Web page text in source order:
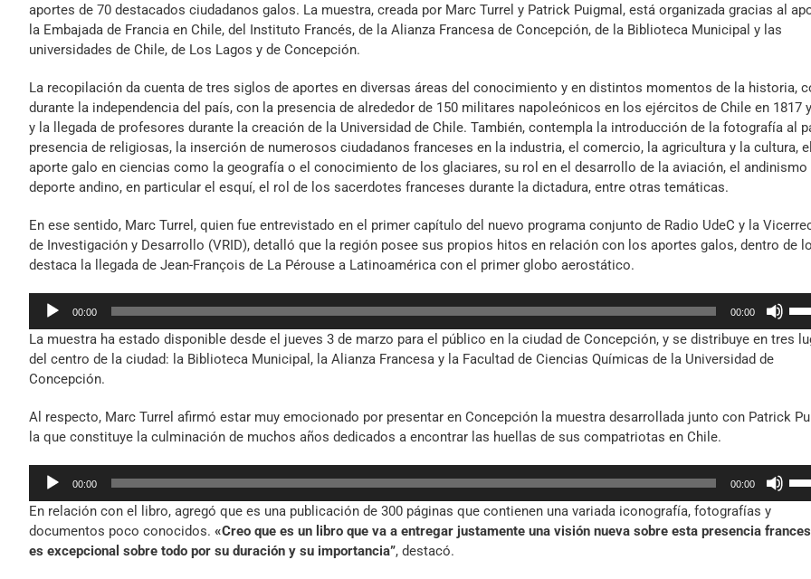
aportes de 70 destacados ciudadanos galos. La muestra, creada por Marc Turrel y Patrick Puigmal, está organizada gracias al
la Embajada de Francia en Chile, del Instituto Francés, de la Alianza Francesa de Concepción, de la Biblioteca Municipal y las
universidades de Chile, de Los Lagos y de Concepción.
La recopilación da cuenta de tres siglos de aportes en diversas áreas del conocimiento y en distintos momentos de la historia,
durante la independencia del país, con la presencia de alrededor de 150 militares napoleónicos en los ejércitos de Chile en 1817
y la llegada de profesores durante la creación de la Universidad de Chile. También, contempla la introducción de la fotografía al
presencia de religiosas, la inserción de numerosos ciudadanos franceses en la industria, el comercio, la agricultura y la cultura, el
aporte galo en ciencias como la geografía o el conocimiento de los glaciares, su rol en el desarrollo de la aviación, el andinismo
deporte andino, en particular el esquí, el rol de los sacerdotes franceses durante la dictadura, entre otras temáticas.
En ese sentido, Marc Turrel, quien fue entrevistado en el primer capítulo del nuevo programa conjunto de Radio UdeC y la
de Investigación y Desarrollo (VRID), detalló que la región posee sus propios hitos en relación con los aportes galos, dentro de
destaca la llegada de Jean-François de La Pérouse a Latinoamérica con el primer globo aerostático.
Reproductor
audio
00:00 00:00
el
La muestra ha estado disponible desde el jueves 3 de marzo para el público en la ciudad de Concepción, y se distribuye en tres
del centro de la ciudad: la Biblioteca Municipal, la Alianza Francesa y la Facultad de Ciencias Químicas de la Universidad de
Concepción.
Al respecto, Marc Turrel afirmó estar muy emocionado por presentar en Concepción la muestra desarrollada junto con Patrick
la que constituye la culminación de muchos años dedicados a encontrar las huellas de sus compatriotas en Chile.
Reproductor
audio
00:00 00:00
de
En relación con el libro, agregó que es una publicación de 300 páginas que contienen una variada iconografía, fotografías y
documentos poco conocidos. «Creo que es un libro que va a entregar justamente una visión nueva sobre esta presencia
es excepcional sobre todo por su duración y su importancia”, destacó.